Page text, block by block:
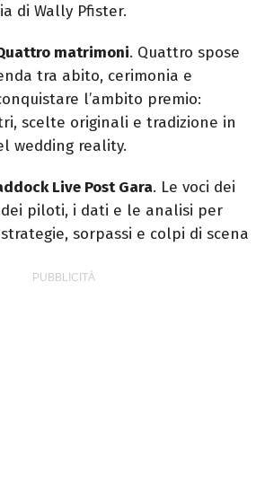
di Wally Pfister.
matrimoni. Quattro spose
tra abito, cerimonia e
l’ambito premio:
scelte originali e tradizione in
wedding reality.
Live Post Gara. Le voci dei
piloti, i dati e le analisi per
sorpassi e colpi di scena